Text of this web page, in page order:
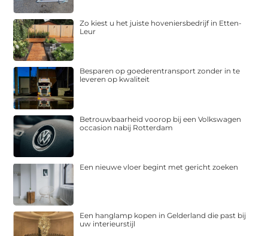
Zo kiest u het juiste hoveniersbedrijf in Etten-
Leur
Besparen op goederentransport zonder in te
leveren op kwaliteit
Betrouwbaarheid voorop bij een Volkswagen
occasion nabij Rotterdam
Een nieuwe vloer begint met gericht zoeken
Een hanglamp kopen in Gelderland die past bij
uw interieurstijl